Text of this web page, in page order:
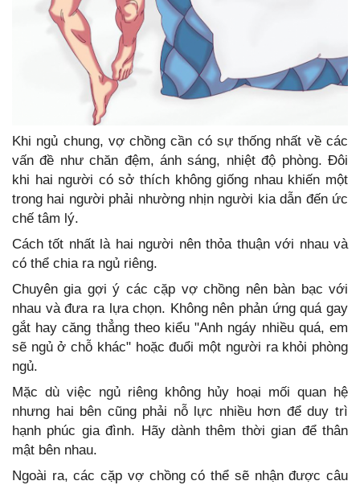
Khi ngủ chung, vợ chồng cần có sự thống nhất về các
vấn đề như chăn đệm, ánh sáng, nhiệt độ phòng. Đôi
khi hai người có sở thích không giống nhau khiến một
trong hai người phải nhường nhịn người kia dẫn đến ức
chế tâm lý.
Cách tốt nhất là hai người nên thỏa thuận với nhau và
có thể chia ra ngủ riêng.
Chuyên gia gợi ý các cặp vợ chồng nên bàn bạc với
nhau và đưa ra lựa chọn. Không nên phản ứng quá gay
gắt hay căng thẳng theo kiểu "Anh ngáy nhiều quá, em
sẽ ngủ ở chỗ khác" hoặc đuổi một người ra khỏi phòng
ngủ.
Mặc dù việc ngủ riêng không hủy hoại mối quan hệ
nhưng hai bên cũng phải nỗ lực nhiều hơn để duy trì
hạnh phúc gia đình. Hãy dành thêm thời gian để thân
mật bên nhau.
Ngoài ra, các cặp vợ chồng có thể sẽ nhận được câu